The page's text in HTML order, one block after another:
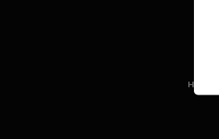
HOME